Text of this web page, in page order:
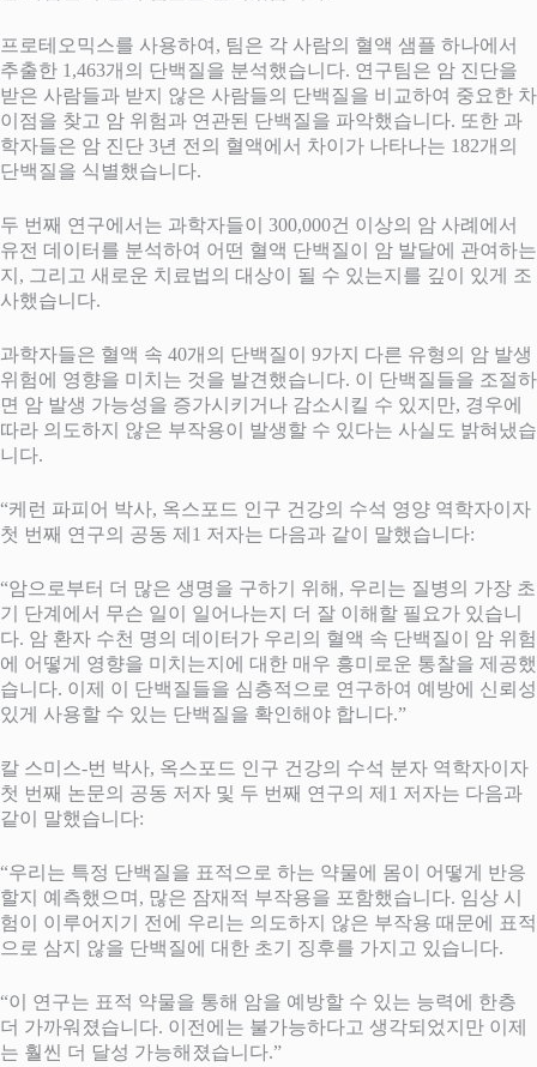
프로테오믹스를 사용하여, 팀은 각 사람의 혈액 샘플 하나에서
추출한 1,463개의 단백질을 분석했습니다. 연구팀은 암 진단을
받은 사람들과 받지 않은 사람들의 단백질을 비교하여 중요한 차
이점을 찾고 암 위험과 연관된 단백질을 파악했습니다. 또한 과
학자들은 암 진단 3년 전의 혈액에서 차이가 나타나는 182개의
단백질을 식별했습니다.
두 번째 연구에서는 과학자들이 300,000건 이상의 암 사례에서
유전 데이터를 분석하여 어떤 혈액 단백질이 암 발달에 관여하는
지, 그리고 새로운 치료법의 대상이 될 수 있는지를 깊이 있게 조
사했습니다.
과학자들은 혈액 속 40개의 단백질이 9가지 다른 유형의 암 발생
위험에 영향을 미치는 것을 발견했습니다. 이 단백질들을 조절하
면 암 발생 가능성을 증가시키거나 감소시킬 수 있지만, 경우에
따라 의도하지 않은 부작용이 발생할 수 있다는 사실도 밝혀냈습
니다.
“케런 파피어 박사, 옥스포드 인구 건강의 수석 영양 역학자이자
첫 번째 연구의 공동 제1 저자는 다음과 같이 말했습니다:
“암으로부터 더 많은 생명을 구하기 위해, 우리는 질병의 가장 초
기 단계에서 무슨 일이 일어나는지 더 잘 이해할 필요가 있습니
다. 암 환자 수천 명의 데이터가 우리의 혈액 속 단백질이 암 위험
에 어떻게 영향을 미치는지에 대한 매우 흥미로운 통찰을 제공했
습니다. 이제 이 단백질들을 심층적으로 연구하여 예방에 신뢰성
있게 사용할 수 있는 단백질을 확인해야 합니다.”
칼 스미스-번 박사, 옥스포드 인구 건강의 수석 분자 역학자이자
첫 번째 논문의 공동 저자 및 두 번째 연구의 제1 저자는 다음과
같이 말했습니다:
“우리는 특정 단백질을 표적으로 하는 약물에 몸이 어떻게 반응
할지 예측했으며, 많은 잠재적 부작용을 포함했습니다. 임상 시
험이 이루어지기 전에 우리는 의도하지 않은 부작용 때문에 표적
으로 삼지 않을 단백질에 대한 초기 징후를 가지고 있습니다.
“이 연구는 표적 약물을 통해 암을 예방할 수 있는 능력에 한층
더 가까워졌습니다. 이전에는 불가능하다고 생각되었지만 이제
는 훨씬 더 달성 가능해졌습니다.”